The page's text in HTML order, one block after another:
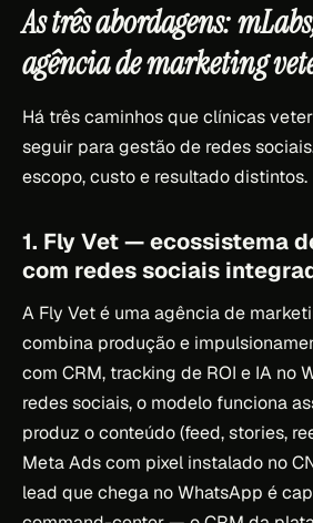
As três abordagens:
agência de marketing
Há três caminhos que clínicas
seguir para gestão de redes
escopo, custo e resultado distintos.
1. Fly Vet — ecossistema
com redes sociais
A Fly Vet é uma agência de
combina produção e
com CRM, tracking de ROI e IA no
redes sociais, o modelo funciona
produz o conteúdo (feed, stories,
Meta Ads com pixel instalado no
lead que chega no WhatsApp é